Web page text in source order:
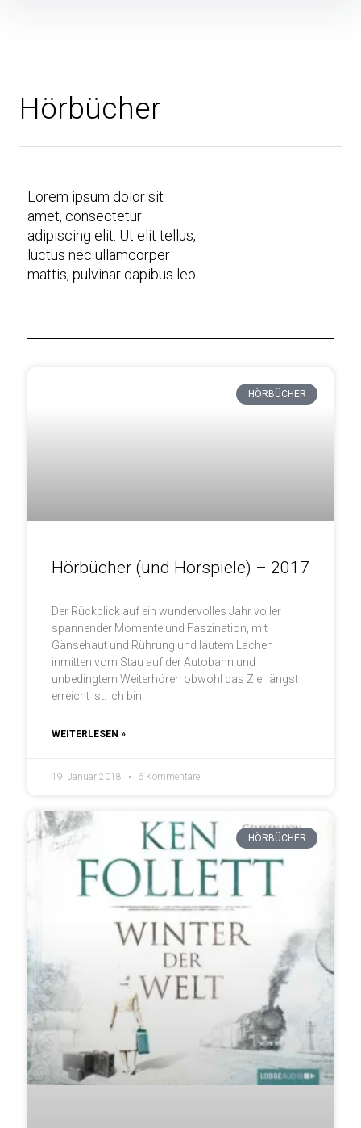
Hörbücher
Lorem ipsum dolor sit
amet, consectetur
adipiscing elit. Ut elit tellus,
luctus nec ullamcorper
mattis, pulvinar dapibus leo.
HÖRBÜCHER
Hörbücher (und Hörspiele) – 2017
Der Rückblick auf ein wundervolles Jahr voller
spannender Momente und Faszination, mit
Gänsehaut und Rührung und lautem Lachen
inmitten vom Stau auf der Autobahn und
unbedingtem Weiterhören obwohl das Ziel längst
erreicht ist. Ich bin
WEITERLESEN »
19. Januar 2018 6 Kommentare
HÖRBÜCHER